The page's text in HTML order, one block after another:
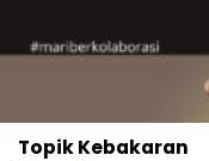
TopikKebakaran